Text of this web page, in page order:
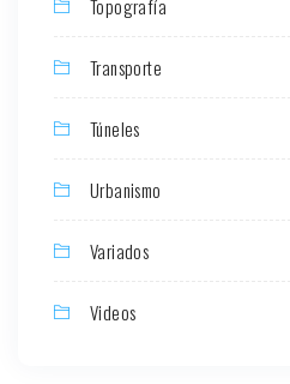
Topografía
Transporte
Túneles
Urbanismo
Variados
Videos